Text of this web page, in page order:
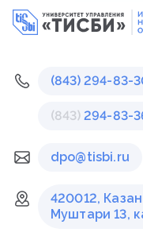
(843) 294-83-
(843)294-83-
dpo@tisbi.ru
420012,
Муштари 13,